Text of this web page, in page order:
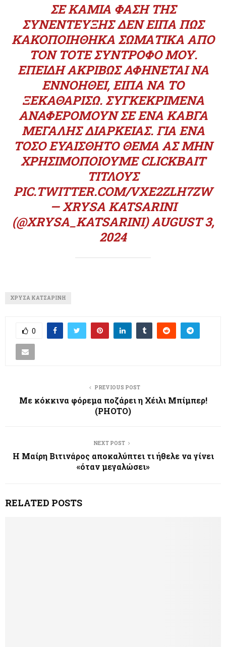
ΣΕ ΚΑΜΊΑ ΦΆΣΗ ΤΗΣ
ΣΥΝΈΝΤΕΥΞΗΣ ΔΕΝ ΕΊΠΑ ΠΩΣ
ΚΑΚΟΠΟΙΗΘΗΚΑ ΣΩΜΑΤΙΚΆ ΑΠΟ
ΤΟΝ ΤΌΤΕ ΣΎΝΤΡΟΦΌ ΜΟΥ.
ΕΠΕΙΔΉ ΑΚΡΙΒΏΣ ΑΦΉΝΕΤΑΙ ΝΑ
ΕΝΝΟΗΘΕΊ, ΕΊΠΑ ΝΑ ΤΟ
ΞΕΚΑΘΑΡΊΣΩ. ΣΥΓΚΕΚΡΙΜΈΝΑ
ΑΝΑΦΕΡΌΜΟΥΝ ΣΕ ΈΝΑ ΚΑΒΓΆ
ΜΕΓΆΛΗΣ ΔΙΆΡΚΕΙΑΣ. ΓΙΑ ΈΝΑ
ΤΌΣΟ ΕΥΑΊΣΘΗΤΟ ΘΈΜΑ ΑΣ ΜΗΝ
ΧΡΗΣΙΜΟΠΟΙΟΎΜΕ CLICKBAIT
ΤΙΤΛΟΥΣ
PIC.TWITTER.COM/VXE2ZLH7ZW
— XRYSA KATSARINI
(@XRYSA_KATSARINI)AUGUST 3,
2024
ΧΡΎΣΑ ΚΑΤΣΑΡΊΝΗ
0
PREVIOUS POST
Με κόκκινα φόρεμα ποζάρει η Χέιλι Μπίμπερ!
(PHOTO)
NEXT POST
Η Μαίρη Βιτινάρος αποκαλύπτει τι ήθελε να γίνει
«όταν μεγαλώσει»
RELATED POSTS